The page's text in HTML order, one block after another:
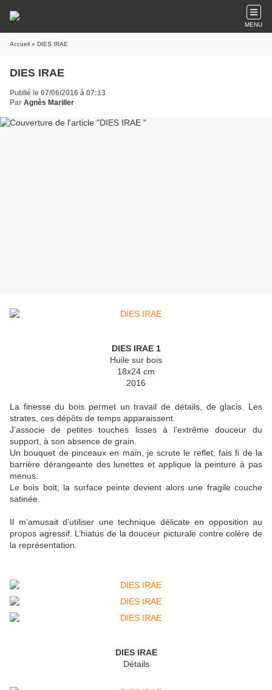
MENU
Accueil » DIES IRAE
DIES IRAE
Publié le 07/06/2016 à 07:13
Par Agnès Mariller
DIES IRAE 1
Huile sur bois
18x24 cm
2016
La finesse du bois permet un travail de détails, de glacis. Les
strates, ces dépôts de temps apparaissent.
J’associe de petites touches lisses à l'extrême douceur du
support, à son absence de grain.
Un bouquet de pinceaux en main, je scrute le reflet, fais fi de la
barrière dérangeante des lunettes et applique la peinture à pas
menus.
Le bois boit, la surface peinte devient alors une fragile couche
satinée.
Il m’amusait d’utiliser une technique délicate en opposition au
propos agressif. L’hiatus de la douceur picturale contre colère de
la représentation.
DIES IRAE
Détails